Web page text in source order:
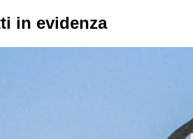
in evidenza